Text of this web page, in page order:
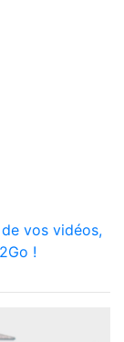
vos vidéos,
!